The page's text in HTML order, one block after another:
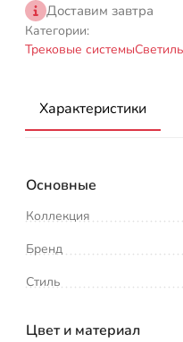
Доставим завтра
Категории:
Трековые системы
Характеристики
Основные
Коллекция
Бренд
Стиль
Цвет и материал